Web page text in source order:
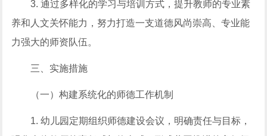
3. 通过多样化的学习与培训方式，提升教师的专业素
养和人文关怀能力，努力打造一支道德风尚崇高、专业能
力强大的师资队伍。
三、实施措施
（一）构建系统化的师德工作机制
1. 幼儿园定期组织师德建设会议，明确责任与目标，